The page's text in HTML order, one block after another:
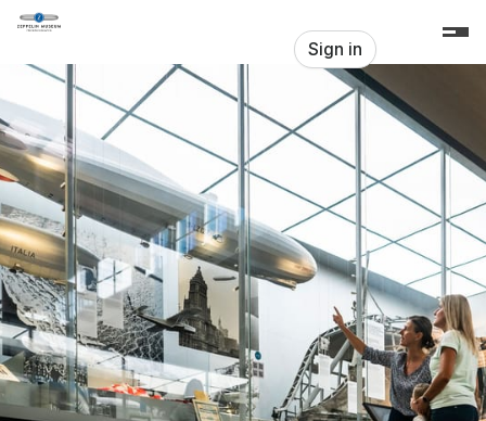
Skip header
Zeppelin Museum Friedrichshafen
Sign in